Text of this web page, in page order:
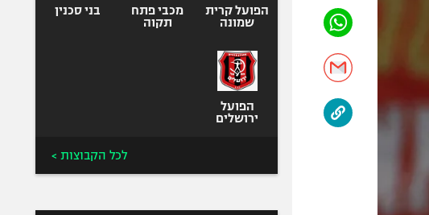
אומנויות לחימה
הפועל קרית
שמונה
מכבי פתח
תקוה
בני סכנין
הפועל
ירושלים
לכל הקבוצות >